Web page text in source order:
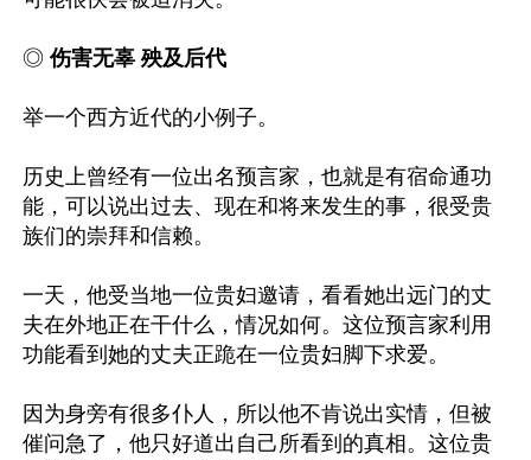
◎ 伤害无辜 殃及后代
举一个西方近代的小例子。
历史上曾经有一位出名预言家，也就是有宿命通功
能，可以说出过去、现在和将来发生的事，很受贵
族们的崇拜和信赖。
一天，他受当地一位贵妇邀请，看看她出远门的丈
夫在外地正在干什么，情况如何。这位预言家利用
功能看到她的丈夫正跪在一位贵妇脚下求爱。
因为身旁有很多仆人，所以他不肯说出实情，但被
催问急了，他只好道出自己所看到的真相。这位贵